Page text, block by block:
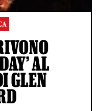
AL
GLEN